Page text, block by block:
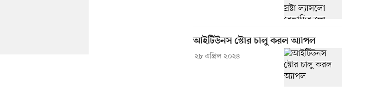
আইটিউনস স্টোর চালু করল অ্যাপল
২৮ এপ্রিল ২০২৪